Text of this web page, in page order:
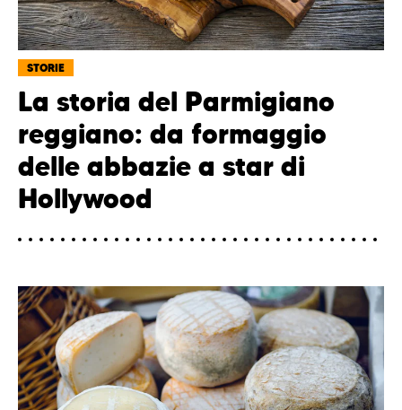
STORIE
La storia del Parmigiano
reggiano: da formaggio
delle abbazie a star di
Hollywood